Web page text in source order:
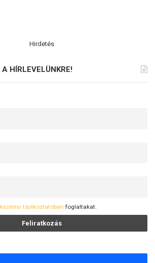
Hirdetés
A HÍRLEVELÜNKRE!
tájékoztatóban foglaltakat.